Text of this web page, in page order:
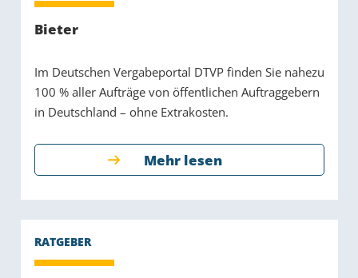
Bieter
Im Deutschen Vergabeportal DTVP finden Sie nahezu
100 % aller Aufträge von öffentlichen Auftraggebern
in Deutschland – ohne Extrakosten.
Mehr lesen